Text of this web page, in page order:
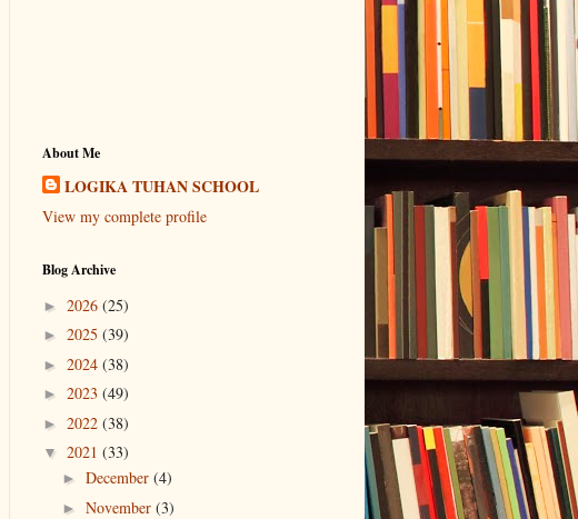
About Me
LOGIKA TUHAN SCHOOL
View my complete profile
Blog Archive
► 2026 (25)
► 2025 (39)
► 2024 (38)
► 2023 (49)
► 2022 (38)
▼ 2021 (33)
► December (4)
► November (3)